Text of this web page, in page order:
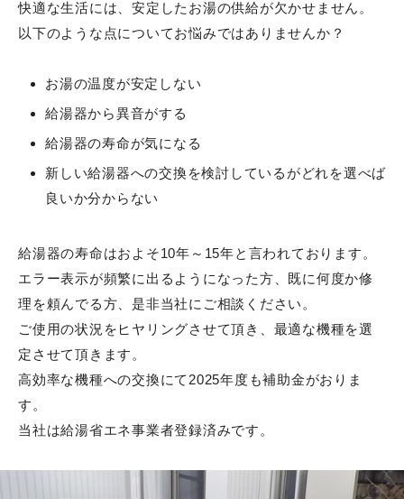
快適な生活には、安定したお湯の供給が欠かせません。
以下のような点についてお悩みではありませんか？
お湯の温度が安定しない
給湯器から異音がする
給湯器の寿命が気になる
新しい給湯器への交換を検討しているがどれを選べば
良いか分からない
給湯器の寿命はおよそ10年～15年と言われております。
エラー表示が頻繁に出るようになった方、既に何度か修
理を頼んでる方、是非当社にご相談ください。
ご使用の状況をヒヤリングさせて頂き、最適な機種を選
定させて頂きます。
高効率な機種への交換にて2025年度も補助金がおりま
す。
当社は給湯省エネ事業者登録済みです。